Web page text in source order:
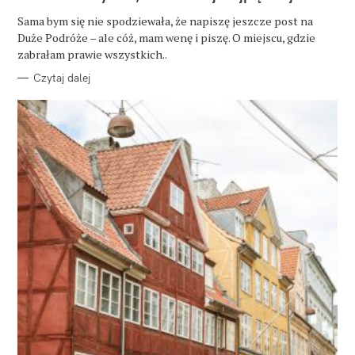
O
R
I
Sama bym się nie spodziewała, że napiszę jeszcze post na
Duże Podróże – ale cóż, mam wenę i piszę. O miejscu, gdzie
zabrałam prawie wszystkich..
Czytaj dalej